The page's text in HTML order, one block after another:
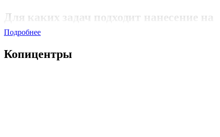
Для каких задач подходит нанесение на
спортивную одежду
Нанесение принтов на спортивные изделия востребовано в
разных ситуациях: брендирование командной формы,
Подробнее
Копицентры